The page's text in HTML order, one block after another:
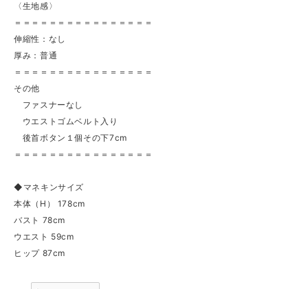
〈生地感〉
＝＝＝＝＝＝＝＝＝＝＝＝＝＝＝＝
伸縮性：なし
厚み：普通
＝＝＝＝＝＝＝＝＝＝＝＝＝＝＝＝
その他
ファスナーなし
ウエストゴムベルト入り
後首ボタン１個その下7cm
＝＝＝＝＝＝＝＝＝＝＝＝＝＝＝＝
◆マネキンサイズ
本体（H） 178cm
バスト 78cm
ウエスト 59cm
ヒップ 87cm